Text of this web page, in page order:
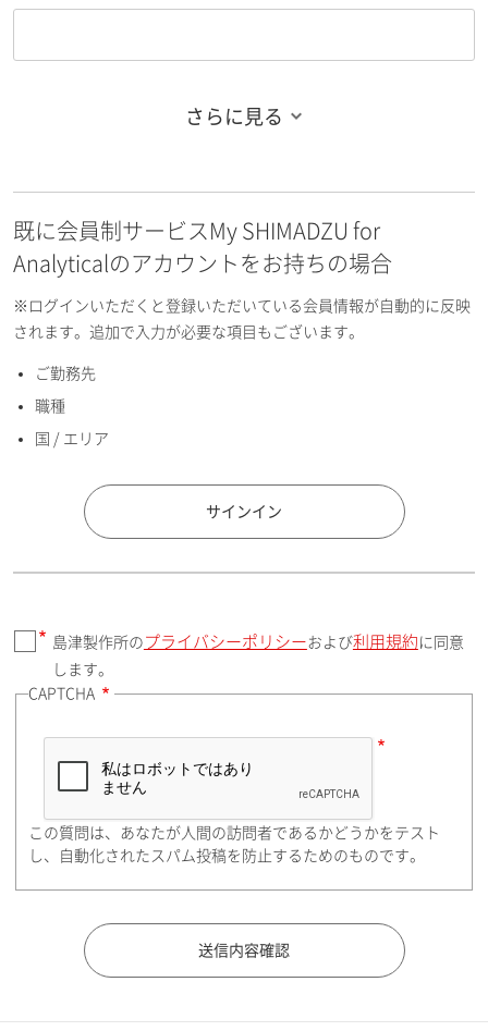
お名前フリガナ（名）
E-mailアドレス（半角英数）
国 / エリア
郵便番号（勤務先）
住所検索
都道府県（勤務先）
さらに見る
既に会員制サービスMy SHIMADZU for
Analyticalのアカウントをお持ちの場合
※ログインいただくと登録いただいている会員情報が自動的に反映
されます。追加で入力が必要な項目もございます。
ご勤務先
職種
国 / エリア
サインイン
島津製作所の プライバシーポリシー および利用規約 に同意
します。
CAPTCHA
この質問は、あなたが人間の訪問者であるかどうかをテスト
し、自動化されたスパム投稿を防止するためのものです。